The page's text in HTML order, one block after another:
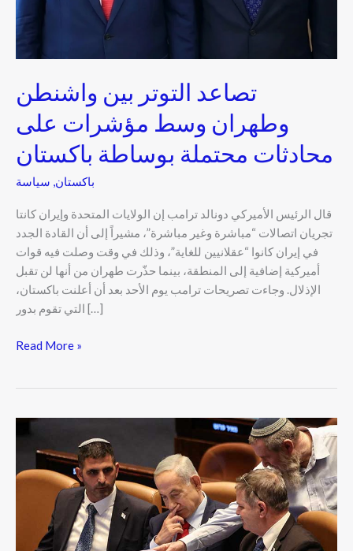
تصاعد التوتر بين واشنطن
وطهران وسط مؤشرات على
محادثات محتملة بوساطة باكستان
باكستان, سياسة
قال الرئيس الأميركي دونالد ترامب إن الولايات المتحدة وإيران كانتا
تجريان اتصالات “مباشرة وغير مباشرة”، مشيراً إلى أن القادة الجدد
في إيران كانوا “عقلانيين للغاية”، وذلك في وقت وصلت فيه قوات
أميركية إضافية إلى المنطقة، بينما حذّرت طهران من أنها لن تقبل
الإذلال. وجاءت تصريحات ترامب يوم الأحد بعد أن أعلنت باكستان،
التي تقوم بدور […]
بوساطة
باكستان
Read More »
تمنح
سياسية